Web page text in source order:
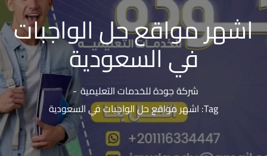
اشهر مواقع حل الواجبات
في السعودية
شركة جودة للخدمات التعليمية
Tag: اشهر مواقع حل الواجبات في السعودية